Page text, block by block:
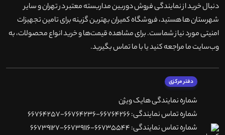
دنبال خرید از نمایندگی فروش دوربین مداربسته معتبر در تهران و سایر
شهرستان ها هستید، فروشگاه کمیران بهترین گزینه برای تامین تجهیزات
امنیتی مورد نیاز شماست. برای مشاهده قیمت‌ها و خرید انواع محصولات، به
وب‌سایت ما مراجعه کنید یا با ما تماس بگیرید.
دفتر مرکزی
شماره نمایندگی هایک ویژن
شماره تماس نمایندگی: 66764266-66764236-66764257
شماره تماس نمایندگی: 66735544-66739116-66739127